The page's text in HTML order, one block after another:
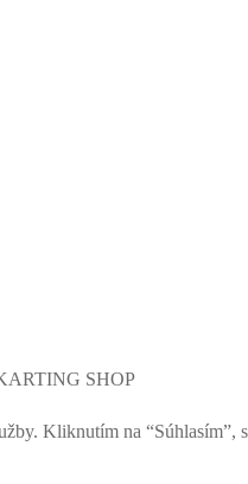
SHOP
Kliknutím na “Súhlasím”,